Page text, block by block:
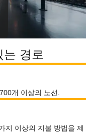
경로
개 이상의 노선.
지 이상의 지불 방법을 제